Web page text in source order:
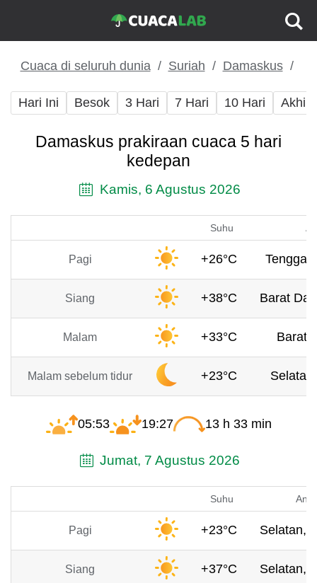
Cuaca di seluruh dunia Suriah Damaskus
Hari Ini Besok 3 Hari 7 Hari 10 Hari Akhir
Damaskus prakiraan cuaca 5 hari
kedepan
Kamis, 6 Agustus 2026
Suhu
Pagi +26°C
Siang +38°C Barat
Malam +33°C Barat,
Malam sebelum tidur +23°C
05:53 19:27 13 h 33 min
Jumat, 7 Agustus 2026
Suhu
Pagi +23°C Selatan,
Siang +37°C Selatan,